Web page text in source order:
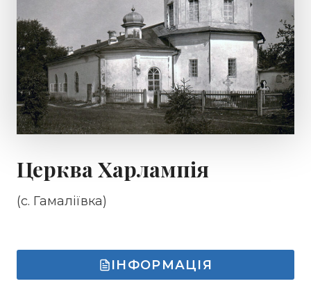
Церква Харлампія
(с. Гамаліївка)
ІНФОРМАЦІЯ